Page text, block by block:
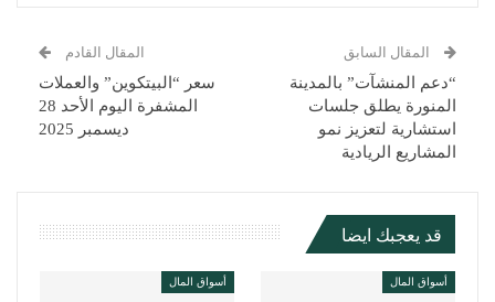
المقال السابق
“دعم المنشآت” بالمدينة
المنورة يطلق جلسات
استشارية لتعزيز نمو
المشاريع الريادية
المقال القادم
سعر “البيتكوين” والعملات
المشفرة اليوم الأحد 28
ديسمبر 2025
قد يعجبك ايضا
أسواق المال أسواق المال